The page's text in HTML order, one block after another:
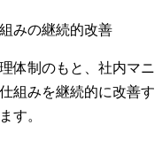
みの継続的改善
体制のもと、社内マニ
組みを継続的に改善す
す。